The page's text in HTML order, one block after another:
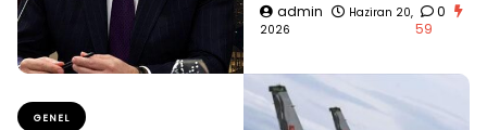
admin
Haziran 20,
2026
0
59
GENEL